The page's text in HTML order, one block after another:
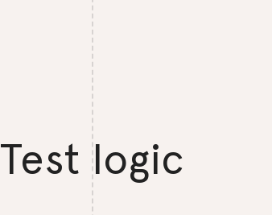
Test logic